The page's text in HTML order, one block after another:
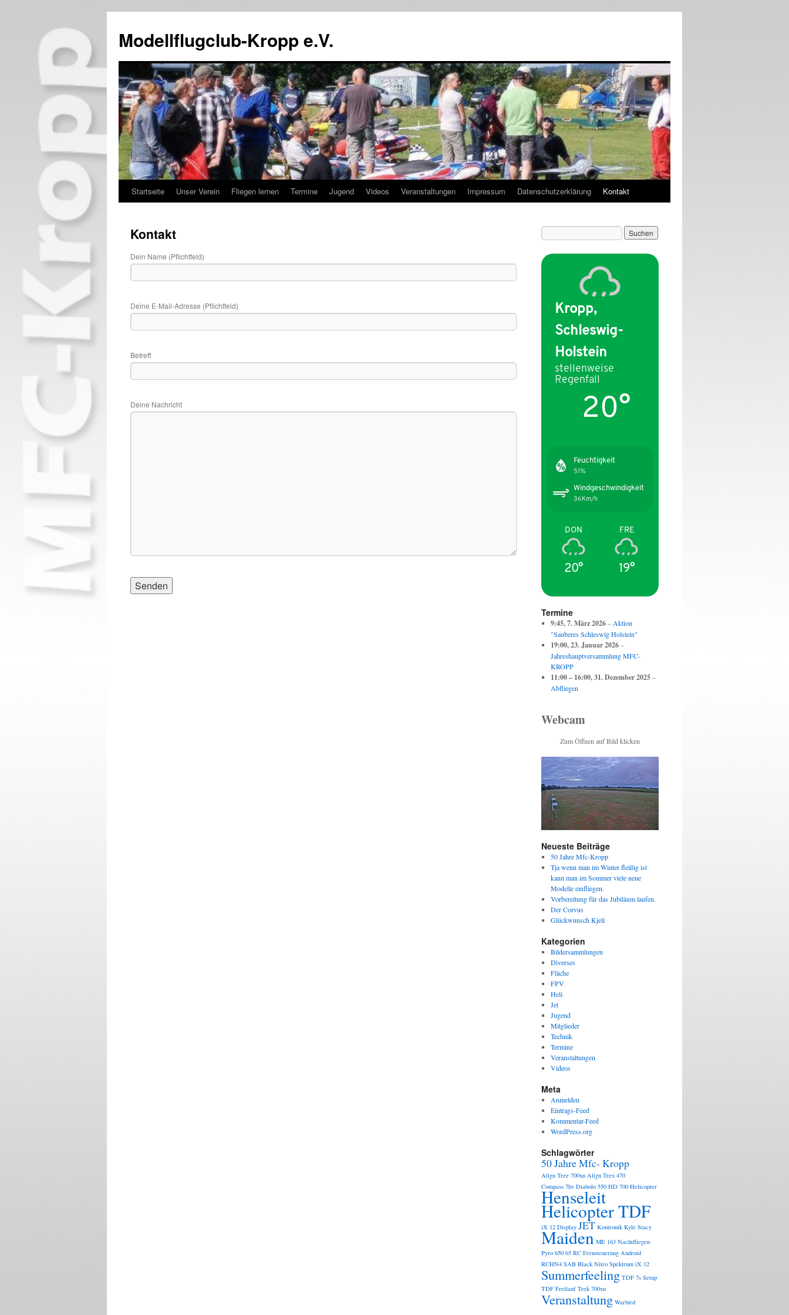
springen
Modellflugclub-Kropp e.V.
Startseite Unser Verein Fliegen lernen Termine Jugend Videos Veranstaltungen Impressum Datenschutzerklärung Kontakt
Kontakt
Dein Name (Pflichtfeld)
Deine E-Mail-Adresse (Pflichtfeld)
Betreff
Deine Nachricht
Kropp,
Schleswig-
Holstein
stellenweise
Regenfall
20°
Feuchtigkeit
51%
Windgeschwindigkeit
36Km/h
DON
20°
FRE
19°
Termine
9:45,7. März 2026– Aktion
"Sauberes Schleswig Holstein"
19:00,23. Januar 2026–
Jahreshauptversammlung MFC-
KROPP
11:00 – 16:00,31. Dezember 2025–
Abfliegen
Webcam
Zum Öffnen auf Bild klicken
Neueste Beiträge
50 Jahre Mfc-Kropp
Tja wenn man im Winter fleißig ist
kann man im Sommer viele neue
Modelle einfliegen.
Vorbereitung für das Jubiläum laufen.
Der Corvus
Glückwunsch Kjell
Kategorien
Bildersammlungen
Diverses
Fläche
FPV
Heli
Jet
Jugend
Mitglieder
Technik
Termine
Veranstaltungen
Videos
Meta
Anmelden
Eintrags-Feed
Kommentar-Feed
WordPress.org
Schlagwörter
50 Jahre Mfc- Kropp
Align Tree 700xn Align Trex 470
Compass 7hv Diabolo 550 HD 700 Helicopter
Henseleit
Helicopter TDF
iX 12 Display JET Kontronik Kyle Stacy
Maiden ME 163 Nachtfliegen
Pyro 650 65 RC Fernsteuerung Android
RCHN4 SAB Black Nitro Spektrum iX 12
Summerfeeling TDF 7s Setup
TDF Freilauf Trek 700xn
Veranstaltung Warbird